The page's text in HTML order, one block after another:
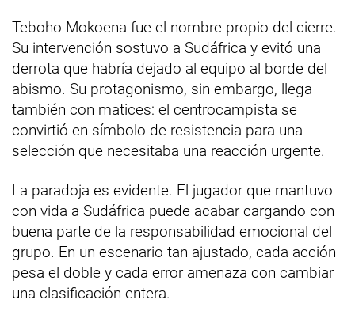
Teboho Mokoena fue el nombre propio del cierre.
Su intervención sostuvo a Sudáfrica y evitó una
derrota que habría dejado al equipo al borde del
abismo. Su protagonismo, sin embargo, llega
también con matices: el centrocampista se
convirtió en símbolo de resistencia para una
selección que necesitaba una reacción urgente.
La paradoja es evidente. El jugador que mantuvo
con vida a Sudáfrica puede acabar cargando con
buena parte de la responsabilidad emocional del
grupo. En un escenario tan ajustado, cada acción
pesa el doble y cada error amenaza con cambiar
una clasificación entera.